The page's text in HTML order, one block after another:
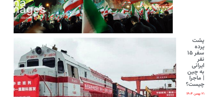
پشت
پرده
سفر ۱۵
نفر
ایرانی‌
به چین
| ماجرا
چیست؟
۲۱ بهمن ۱۴۰۴